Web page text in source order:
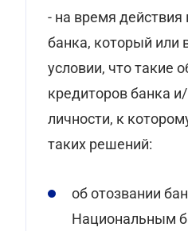
- на время
банка, который или
условии, что такие
кредиторов банка
личности, к
таких решений:
об отозвании
Национальным